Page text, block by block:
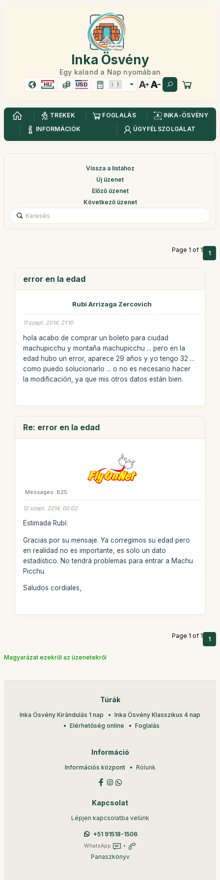
Inka Ösvény
Egy kaland a Nap nyomában
HU USD
TREKEK FOGLALÁS
INKA-ÖSVÉNY
INFORMÁCIÓK
ÜGYFÉLSZOLGÁLAT
Vissza a listához
Új üzenet
Előző üzenet
Következő üzenet
Page 1 of 1 1
error en la edad
Rubí Arrizaga Zercovich
11 szept. 2014, 21:10
hola acabo de comprar un boleto para ciudad
machupicchu y montaña machupicchu ... pero en la
edad hubo un error, aparece 29 años y yo tengo 32 ...
como puedo solucionarlo ... o no es necesario hacer
la modificación, ya que mis otros datos están bien.
Re: error en la edad
Messages: 825
12 szept. 2014, 00:02
Estimada Rubí:
Gracias por su mensaje. Ya corregimos su edad pero
en realidad no es importante, es solo un dato
estadístico. No tendrá problemas para entrar a Machu
Picchu.
Saludos cordiales,
Page 1 of 1 1
Magyarázat ezekről az üzenetekről
Túrák
Inka Ösvény Kirándulás 1 nap
Inka Ösvény Klasszikus 4 nap
Elérhetőség online
Foglalás
Információ
Információs központ Rólunk
Kapcsolat
Lépjen kapcsolatba velünk
+51 91518-1506
WhatsApp +
Panaszkönyv